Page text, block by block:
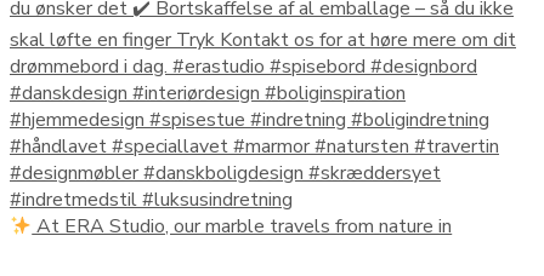
At ERA Studio, our marble travels from nature in